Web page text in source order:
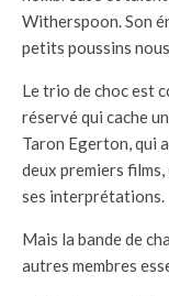
Witherspoon. Son
petits poussins
Le trio de choc est
réservé qui cache
Taron Egerton, qui
deux premiers
ses interprétations.
Mais la bande de
autres membres